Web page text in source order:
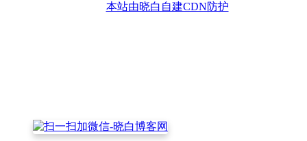
本站由晓白自建CDN防护